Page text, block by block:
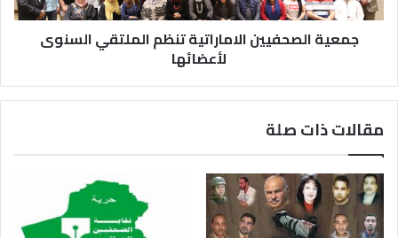
جمعية الصحفيين الاماراتية تنظم الملتقي السنوى
لأعضائها
مقالات ذات صلة